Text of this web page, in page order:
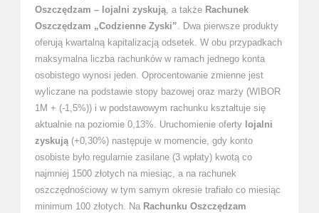
Oszczędzam – lojalni zyskują, a także Rachunek
Oszczędzam „Codzienne Zyski”. Dwa pierwsze produkty
oferują kwartalną kapitalizacją odsetek. W obu przypadkach
maksymalna liczba rachunków w ramach jednego konta
osobistego wynosi jeden. Oprocentowanie zmienne jest
wyliczane na podstawie stopy bazowej oraz marży (WIBOR
1M + (-1,5%)) i w podstawowym rachunku kształtuje się
aktualnie na poziomie 0,13%. Uruchomienie oferty lojalni
zyskują(+0,30%) następuje w momencie, gdy konto
osobiste było regularnie zasilane (3 wpłaty) kwotą co
najmniej 1500 złotych na miesiąc, a na rachunek
oszczędnościowy w tym samym okresie trafiało co miesiąc
minimum 100 złotych. Na Rachunku Oszczędzam